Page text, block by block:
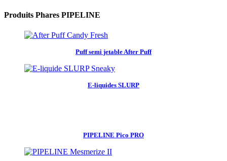
Produits Phares PIPELINE
Puff semi jetable After Puff
E-liquides SLURP
PIPELINE Pico PRO